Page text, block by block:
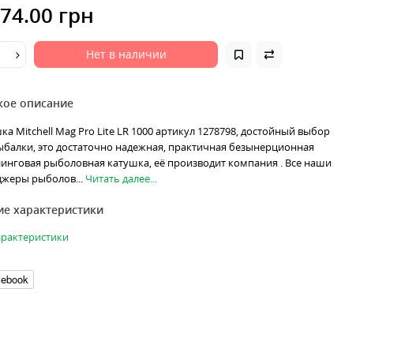
грн
Нет в наличии
описание
Mitchell Mag Pro Lite LR 1000 артикул 1278798, достойный выбор
это достаточно надежная, практичная безынерционная
рыболовная катушка, её производит компания . Все наши
рыболов... Читать далее...
характеристики